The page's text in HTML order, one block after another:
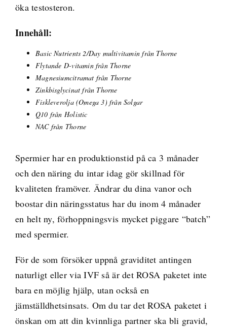
öka testosteron.
Innehåll:
Basic Nutrients 2/Day multivitamin från Thorne
Flytande D-vitamin från Thorne
Magnesiumcitramat från Thorne
Zinkbisglycinat från Thorne
Fiskleverolja (Omega 3) från Solgar
Q10 från Holistic
NAC från Thorne
Spermier har en produktionstid på ca 3 månader
och den näring du intar idag gör skillnad för
kvaliteten framöver. Ändrar du dina vanor och
boostar din näringsstatus har du inom 4 månader
en helt ny, förhoppningsvis mycket piggare “batch”
med spermier.
För de som försöker uppnå graviditet antingen
naturligt eller via IVF så är det ROSA paketet inte
bara en möjlig hjälp, utan också en
jämställdhetsinsats. Om du tar det ROSA paketet i
önskan om att din kvinnliga partner ska bli gravid,